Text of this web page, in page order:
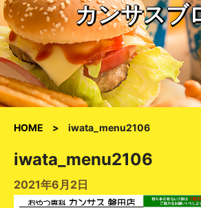
カンサスブ
HOME iwata_menu2106
iwata_menu2106
2021年6月2日